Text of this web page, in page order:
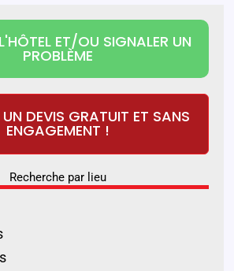
ET/OU SIGNALER UN
PROBLÈME
DEVIS GRATUIT ET SANS
ENGAGEMENT !
Recherche par lieu